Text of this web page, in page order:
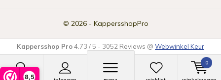
8,5
0
© 2026 - KappersshopPro
Kappersshop Pro4.73 /5 - 3052 Reviews @ Webwinkel Keur